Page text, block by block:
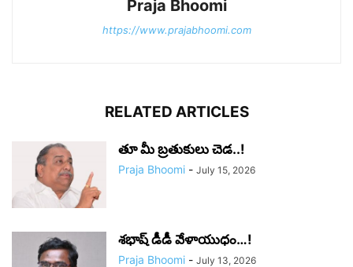
Praja Bhoomi
https://www.prajabhoomi.com
RELATED ARTICLES
తూ మీ బ్రతుకులు చెడ..!
Praja Bhoomi - July 15, 2026
శభాష్ డీడీ వేళాయుధం…!
Praja Bhoomi - July 13, 2026